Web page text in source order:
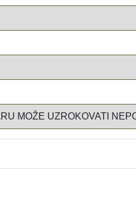
MOŽE UZROKOVATI